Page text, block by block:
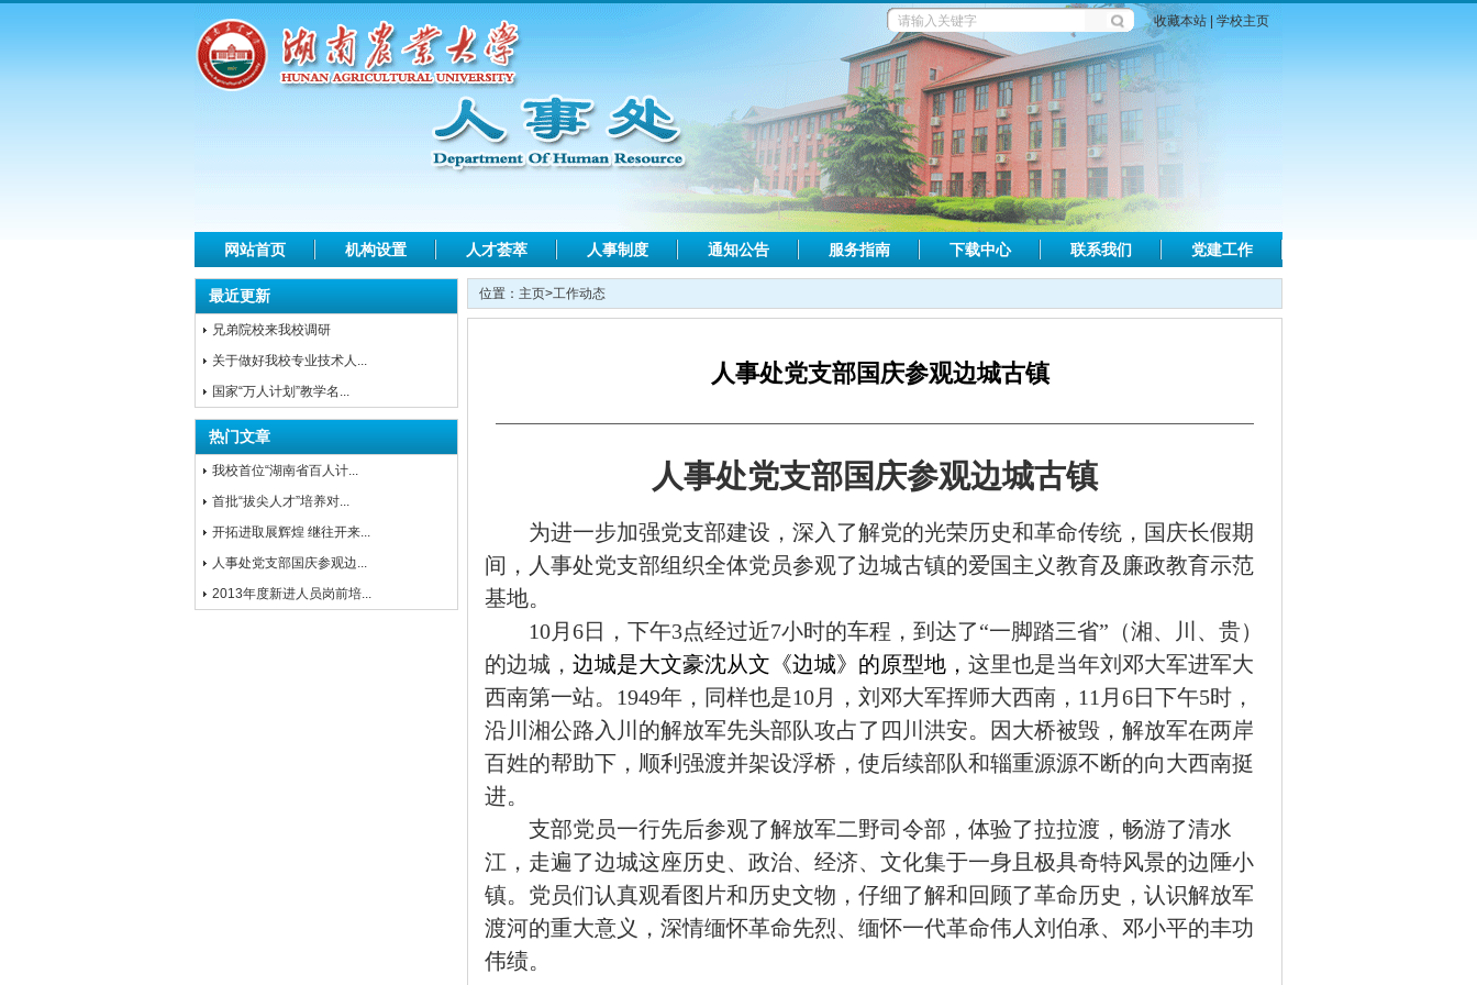
收藏本站| 学校主页
网站首页 机构设置 人才荟萃 人事制度 通知公告 服务指南 下载中心 联系我们 党建工作
最近更新
兄弟院校来我校调研
关于做好我校专业技术人...
国家“万人计划”教学名...
热门文章
我校首位“湖南省百人计...
首批“拔尖人才”培养对...
开拓进取展辉煌 继往开来...
人事处党支部国庆参观边...
2013年度新进人员岗前培...
位置： 主页>工作动态
人事处党支部国庆参观边城古镇
人事处党支部国庆参观边城古镇
为进一步加强党支部建设，深入了解党的光荣历史和革命传统，国庆长假期
间，人事处党支部组织全体党员参观了边城古镇的爱国主义教育及廉政教育示范
基地。
10月 6日 ，下午3点经过近7小时的车程，到达了“一脚踏三省”（湘、川、贵）
的边城， 边城是大文豪沈从文《边城》的原型地， 这里也是当年刘邓大军进军大
西南第一站。 1949年，同样也是10月，刘邓大军挥师大西南， 11 月 6日 下午5时，
沿川湘公路入川的解放军先头部队攻占了四川洪安。因大桥被毁，解放军在两岸
百姓的帮助下，顺利强渡并架设浮桥，使后续部队和辎重源源不断的向大西南挺
进。
支部党员一行先后参观了解放军二野司令部，体验了拉拉渡，畅游了清水
江，走遍了边城这座历史、政治、经济、文化集于一身且极具奇特风景的边陲小
镇。 党员们认真观看图片和历史文物，仔细了解和回顾了革命历史，认识解放军
渡河的重大意义，深情缅怀革命先烈、缅怀一代革命伟人刘伯承、邓小平的丰功
伟绩。